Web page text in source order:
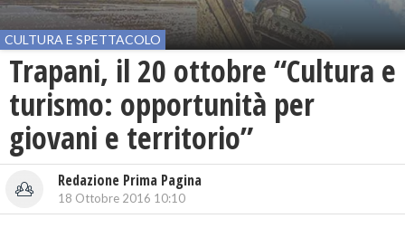
CULTURA E SPETTACOLO
Trapani, il 20 ottobre “Cultura e
turismo: opportunità per
giovani e territorio”
Redazione Prima Pagina
18 Ottobre 2016 10:10